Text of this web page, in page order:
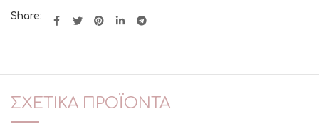
Share:
ΣΧΕΤΙΚΆ ΠΡΟΪΌΝΤΑ